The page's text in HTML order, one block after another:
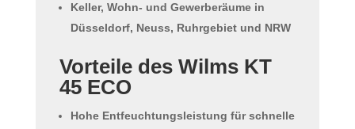
Keller, Wohn- und Gewerberäumein
Düsseldorf, Neuss, Ruhrgebiet und NRW
Vorteile des Wilms KT
45 ECO
Hohe Entfeuchtungsleistung für schnelle